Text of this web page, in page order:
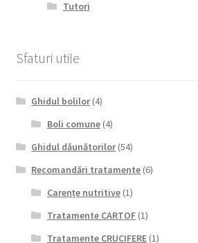
Tutori
Sfaturi utile
Ghidul bolilor(4)
Boli comune(4)
Ghidul dăunătorilor(54)
Recomandări tratamente (6)
Carențe nutritive(1)
Tratamente CARTOF(1)
Tratamente CRUCIFERE(1)